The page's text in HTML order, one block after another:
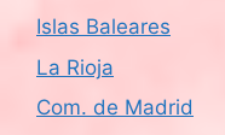
Islas Baleares
La Rioja
Com. de Madrid